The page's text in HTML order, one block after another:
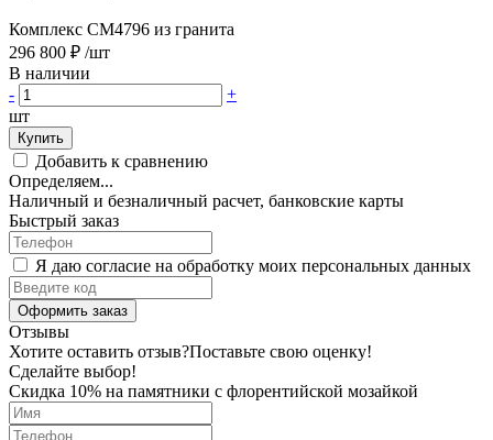
Комплекс CM4796 из гранита
296 800 ₽ /шт
В наличии
-
+
шт
Купить
Добавить к сравнению
Определяем...
Наличный и безналичный расчет, банковские карты
Быстрый заказ
Я даю согласие на обработку моих персональных данных
Оформить заказ
Отзывы
Хотите оставить отзыв?Поставьте свою оценку!
Сделайте выбор!
Скидка 10% на памятники с флорентийской мозайкой